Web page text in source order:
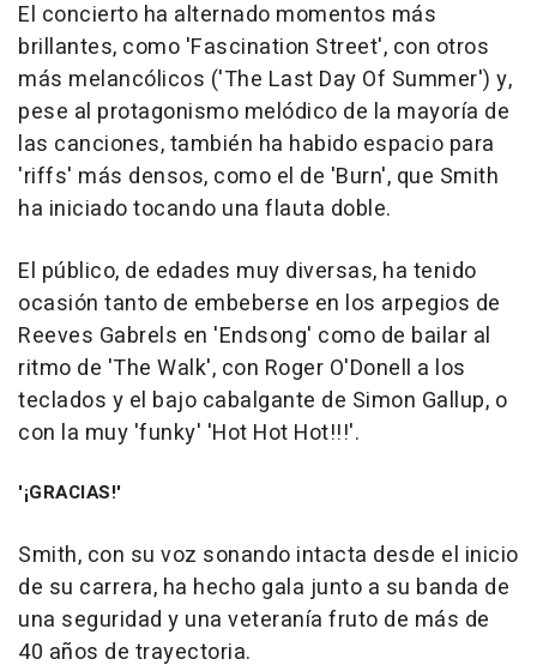
El concierto ha alternado momentos más
brillantes, como 'Fascination Street', con otros
más melancólicos ('The Last Day Of Summer') y,
pese al protagonismo melódico de la mayoría de
las canciones, también ha habido espacio para
'riffs' más densos, como el de 'Burn', que Smith
ha iniciado tocando una flauta doble.
El público, de edades muy diversas, ha tenido
ocasión tanto de embeberse en los arpegios de
Reeves Gabrels en 'Endsong' como de bailar al
ritmo de 'The Walk', con Roger O'Donell a los
teclados y el bajo cabalgante de Simon Gallup, o
con la muy 'funky' 'Hot Hot Hot!!!'.
'¡GRACIAS!'
Smith, con su voz sonando intacta desde el inicio
de su carrera, ha hecho gala junto a su banda de
una seguridad y una veteranía fruto de más de
40 años de trayectoria.